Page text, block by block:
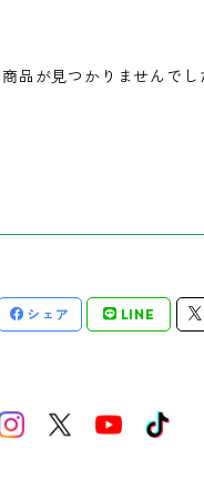
品が見つかりませんでし
シェア LINE